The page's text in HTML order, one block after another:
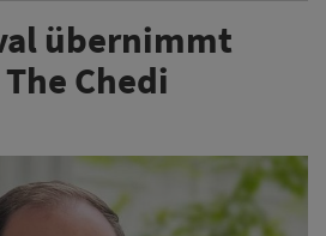
übernimmt
Chedi